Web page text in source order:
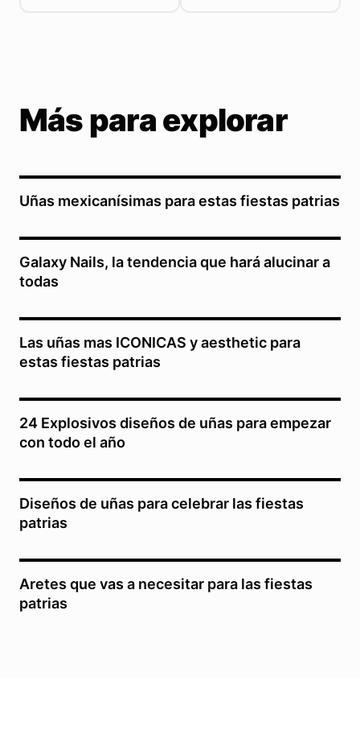
Más para explorar
Uñas mexicanísimas para estas fiestas patrias
Galaxy Nails, la tendencia que hará alucinar a
todas
Las uñas mas ICONICAS y aesthetic para
estas fiestas patrias
24 Explosivos diseños de uñas para empezar
con todo el año
Diseños de uñas para celebrar las fiestas
patrias
Aretes que vas a necesitar para las fiestas
patrias